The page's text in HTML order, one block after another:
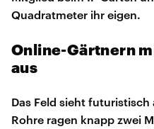
Quadratmeter ihr eigen.
Online-Gärtnern
aus
Das Feld sieht
Rohre ragen knapp zwei